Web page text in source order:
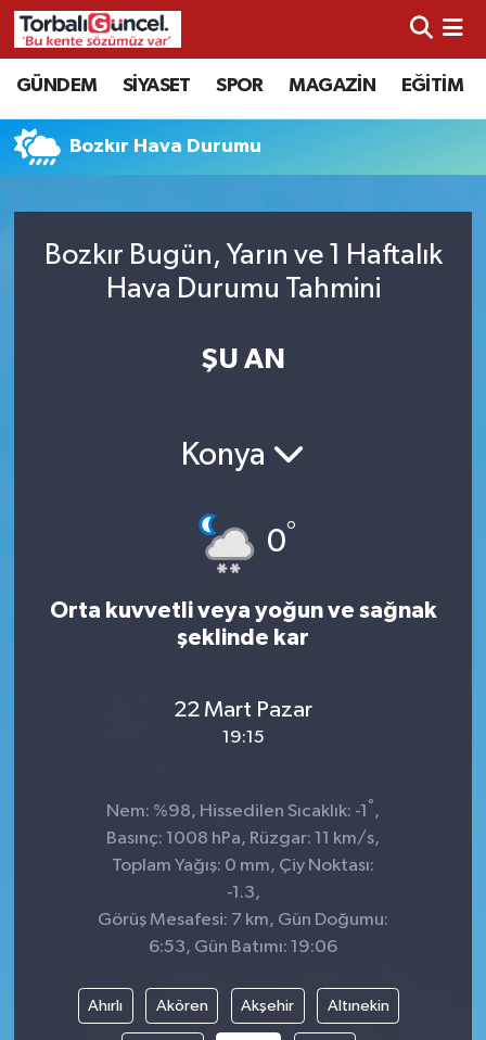
GÜNDEM SİYASET SPOR MAGAZİN EĞİTİM
Bozkır Hava Durumu
Bozkır Bugün, Yarın ve 1 Haftalık
Hava Durumu Tahmini
ŞU AN
Konya
0°
Orta kuvvetli veya yoğun ve sağnak
şeklinde kar
22 Mart Pazar
19:15
Nem: %98, Hissedilen Sıcaklık: -1 ° ,
Basınç: 1008 hPa, Rüzgar: 11 km/s,
Toplam Yağış: 0 mm, Çiy Noktası:
-1.3,
Görüş Mesafesi: 7 km, Gün Doğumu:
6:53, Gün Batımı: 19:06
Ahırlı Akören Akşehir Altınekin
İzmir Nöbetçi Eczaneler
İzmir Hava Durumu
İzmir Trafik Yoğunluk Haritası
Süper Lig Puan Durumu ve Fikstür